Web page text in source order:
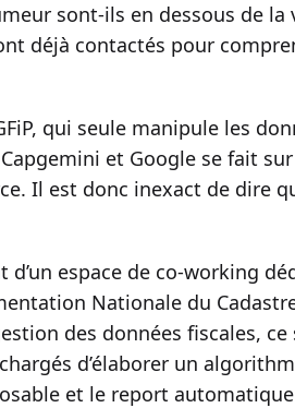
sont-ils en dessous de la
déjà contactés pour
qui seule manipule les
et Google se fait sur
Il est donc inexact de dire
espace de co-working
Nationale du
des données fiscales, ce
d’élaborer un
et le report